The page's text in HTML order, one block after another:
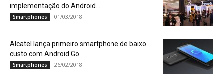
implementação do Android...
Smartphones 01/03/2018
Alcatel lança primeiro smartphone de baixo
custo com Android Go
Smartphones 26/02/2018